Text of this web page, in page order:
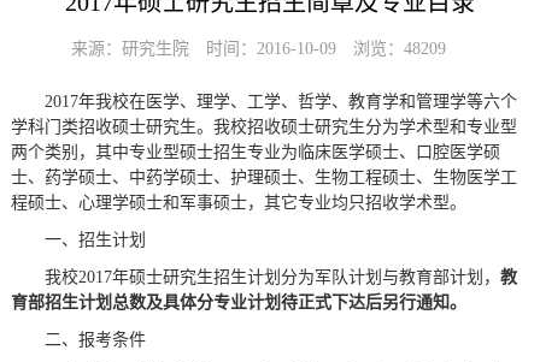
来源：研究生院 时间：2016-10-09 浏览： 48209
2017年我校在医学、理学、工学、哲学、教育学和管理学等六个
学科门类招收硕士研究生。我校招收硕士研究生分为学术型和专业型
两个类别，其中专业型硕士招生专业为临床医学硕士、口腔医学硕
士、药学硕士、中药学硕士、护理硕士、生物工程硕士、生物医学工
程硕士、心理学硕士和军事硕士，其它专业均只招收学术型。
一、招生计划
我校2017年硕士研究生招生计划分为军队计划与教育部计划， 教
育部招生计划总数及具体分专业计划待正式下达后另行通知。
二、报考条件